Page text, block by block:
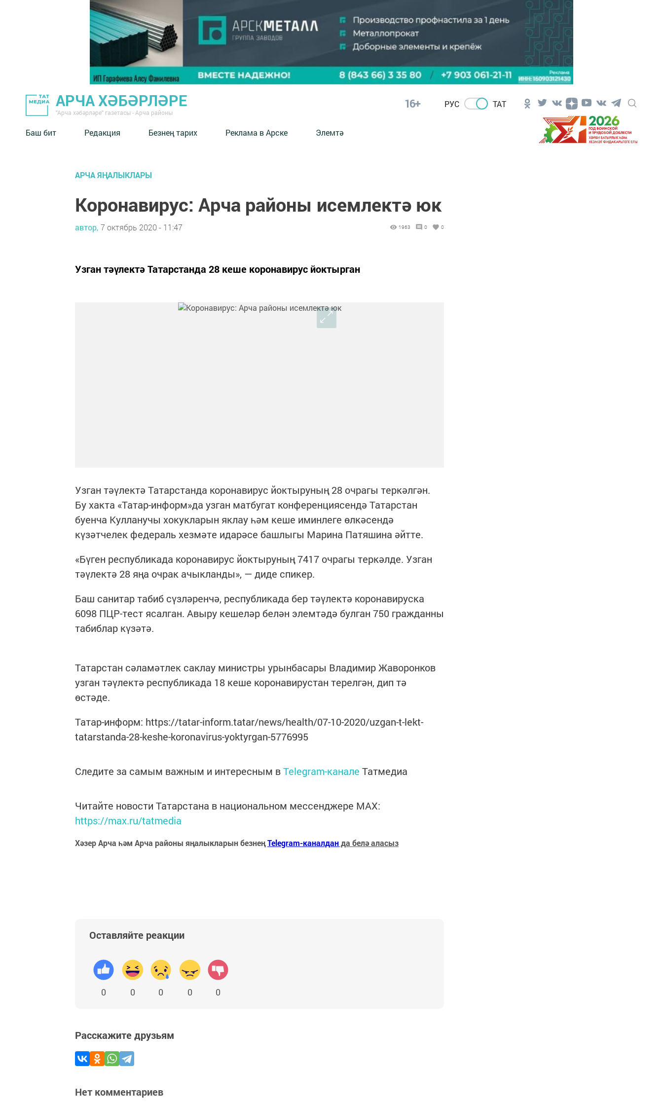
АРЧА ХӘБӘРЛӘРЕ
"Арча хәбәрләре" газетасы - Арча районы
16+ РУС ТАТ
Баш бит Редакция Безнең тарих Реклама в Арске Элемтә
АРЧА ЯҢАЛЫКЛАРЫ
Коронавирус: Арча районы исемлектә юк
автор, 7 октябрь 2020 - 11:47 1963 0 0
Узган тәүлектә Татарстанда 28 кеше коронавирус йоктырган
Узган тәүлектә Татарстанда коронавирус йоктыруның 28 очрагы теркәлгән.
Бу хакта «Татар-информ»да узган матбугат конференциясендә Татарстан
буенча Кулланучы хокукларын яклау һәм кеше иминлеге өлкәсендә
күзәтчелек федераль хезмәте идарәсе башлыгы Марина Патяшина әйтте.
«Бүген республикада коронавирус йоктыруның 7417 очрагы теркәлде. Узган
тәүлектә 28 яңа очрак ачыкланды», — диде спикер.
Баш санитар табиб сүзләренчә, республикада бер тәүлектә коронавируска
6098 ПЦР-тест ясалган. Авыру кешеләр белән элемтәдә булган 750 гражданны
табиблар күзәтә.
Татарстан сәламәтлек саклау министры урынбасары Владимир Жаворонков
узган тәүлектә республикада 18 кеше коронавирустан терелгән, дип тә
өстәде.
Татар-информ: https://tatar-inform.tatar/news/health/07-10-2020/uzgan-t-lekt-
tatarstanda-28-keshe-koronavirus-yoktyrgan-5776995
Следите за самым важным и интересным вTelegram-канале Татмедиа
Читайте новости Татарстана в национальном мессенджере MАХ:
https://max.ru/tatmedia
Хәзер Арча һәм Арча районы яңалыкларын безнеңTelegram-каналданда белә аласыз
Оставляйте реакции
0 0 0 0 0
Расскажите друзьям
Нет комментариев